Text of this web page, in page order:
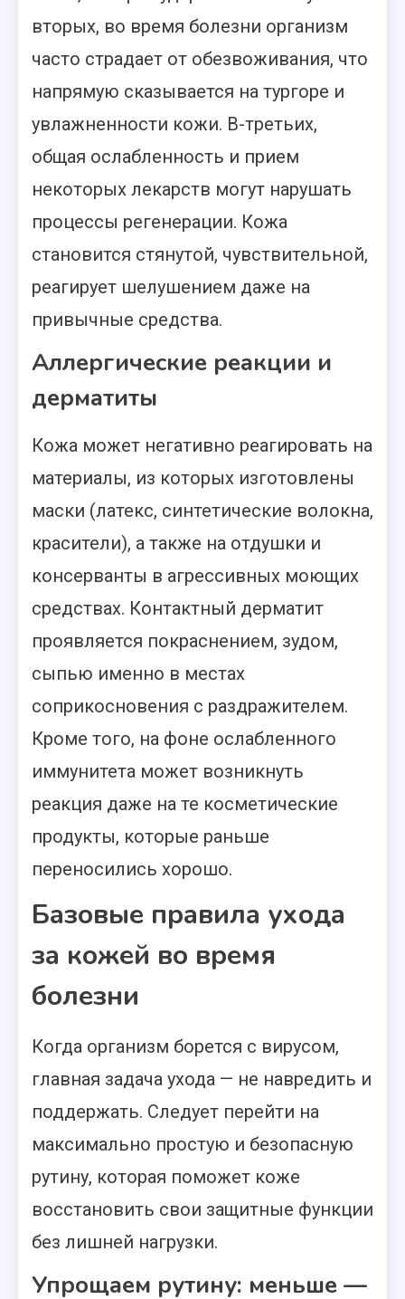
вторых, во время болезни организм
часто страдает от обезвоживания, что
напрямую сказывается на тургоре и
увлажненности кожи. В-третьих,
общая ослабленность и прием
некоторых лекарств могут нарушать
процессы регенерации. Кожа
становится стянутой, чувствительной,
реагирует шелушением даже на
привычные средства.
Аллергические реакции и
дерматиты
Кожа может негативно реагировать на
материалы, из которых изготовлены
маски (латекс, синтетические волокна,
красители), а также на отдушки и
консерванты в агрессивных моющих
средствах. Контактный дерматит
проявляется покраснением, зудом,
сыпью именно в местах
соприкосновения с раздражителем.
Кроме того, на фоне ослабленного
иммунитета может возникнуть
реакция даже на те косметические
продукты, которые раньше
переносились хорошо.
Базовые правила ухода
за кожей во время
болезни
Когда организм борется с вирусом,
главная задача ухода — не навредить и
поддержать. Следует перейти на
максимально простую и безопасную
рутину, которая поможет коже
восстановить свои защитные функции
без лишней нагрузки.
Упрощаем рутину: меньше —